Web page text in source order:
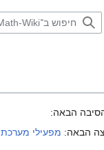
הבאה:
הבאה: מפעילי מערכת